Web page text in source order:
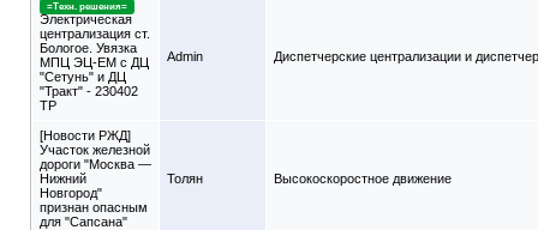
=Техн. решения=
Электрическая
централизация ст.
Бологое. Увязка
МПЦ ЭЦ-ЕМ с ДЦ
"Сетунь" и ДЦ
"Тракт" - 230402
ТР
Admin Диспетчерские централизации и
[Новости РЖД]
Участок железной
дороги "Москва —
Нижний
Новгород"
признан опасным
для "Сапсана"
Толян Высокоскоростное движение